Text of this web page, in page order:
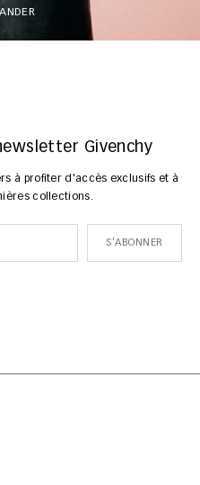
Givenchy
collections.
S'ABONNER